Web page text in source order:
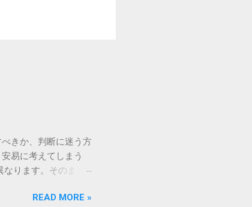
きか、判断に迷う方
易に考えてしまう
ります。そのまま
説します。 墨汁を
READ MORE »